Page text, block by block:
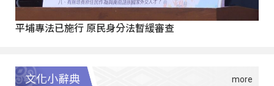
平埔專法已施行 原民身分法暫緩審查
文化小辭典